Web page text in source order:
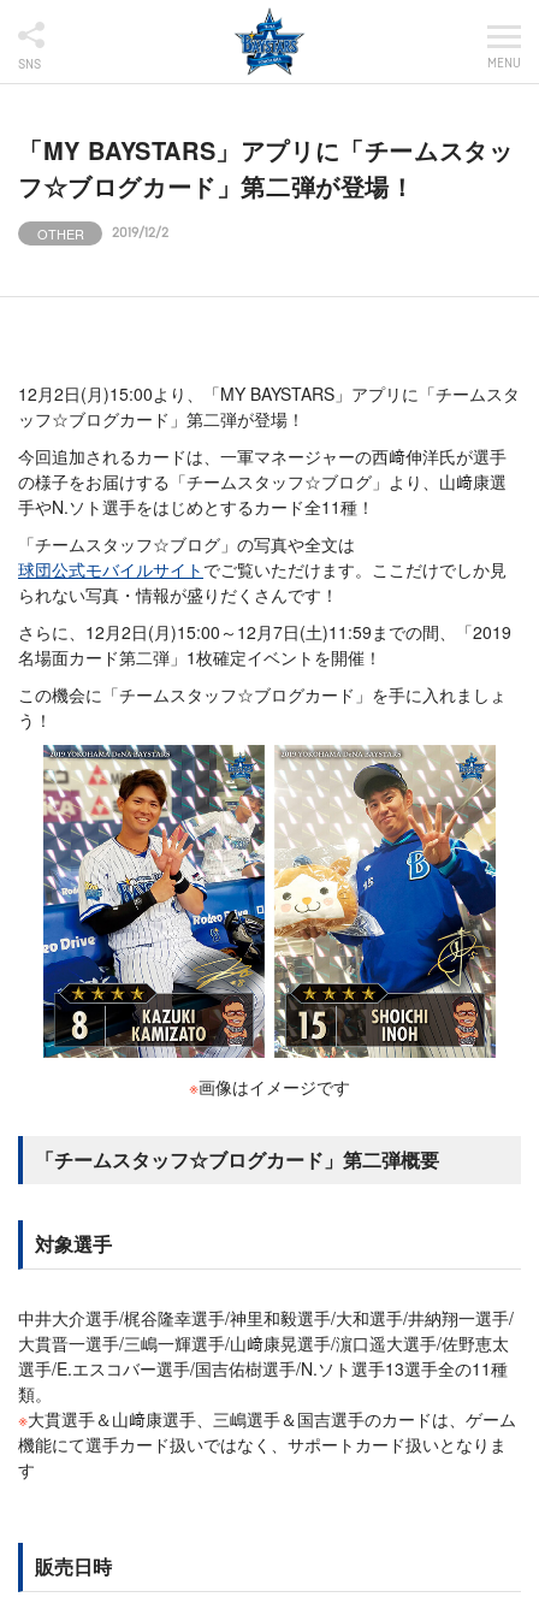
SNS MENU
「MY BAYSTARS」アプリに「チームスタッ
フ☆ブログカード」第二弾が登場！
OTHER 2019/12/2
12月2日(月)15:00より、「MY BAYSTARS」アプリに「チームスタ
ッフ☆ブログカード」第二弾が登場！
今回追加されるカードは、一軍マネージャーの西﨑伸洋氏が選手
の様子をお届けする「チームスタッフ☆ブログ」より、山﨑康選
手やN.ソト選手をはじめとするカード全11種！
「チームスタッフ☆ブログ」の写真や全文は
球団公式モバイルサイト でご覧いただけます。ここだけでしか見
られない写真・情報が盛りだくさんです！
さらに、12月2日(月)15:00～12月7日(土)11:59までの間、「2019
名場面カード第二弾」1枚確定イベントを開催！
この機会に「チームスタッフ☆ブログカード」を手に入れましょ
う！
※画像はイメージです
「チームスタッフ☆ブログカード」第二弾概要
対象選手
中井大介選手/梶谷隆幸選手/神里和毅選手/大和選手/井納翔一選手/
大貫晋一選手/三嶋一輝選手/山﨑康晃選手/濵口遥大選手/佐野恵太
選手/E.エスコバー選手/国吉佑樹選手/N.ソト選手13選手全の11種
類。
※大貫選手＆山﨑康選手、三嶋選手＆国吉選手のカードは、ゲーム
機能にて選手カード扱いではなく、サポートカード扱いとなりま
す
販売日時